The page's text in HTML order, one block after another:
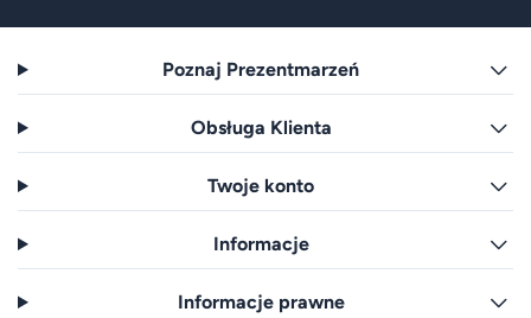
Poznaj Prezentmarzeń
Obsługa Klienta
Twoje konto
Informacje
Informacje prawne